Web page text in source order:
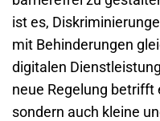
ist es,
mit Behinderungen
digitalen
neue Regelung betrifft
sondern auch kleine